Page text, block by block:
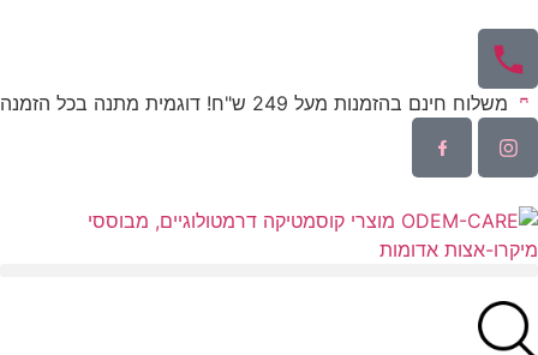
משלוח חינם בהזמנות מעל 249 ש"ח! דוגמית מתנה בכל הזמנה